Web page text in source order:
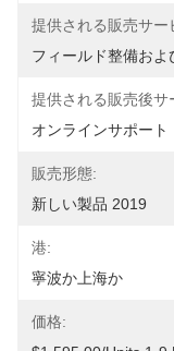
提供される販売サー
フィールド整備およ
提供される販売後サ
オンラインサポート
販売形態:
新しい製品 2019
港:
寧波か上海か
価格: